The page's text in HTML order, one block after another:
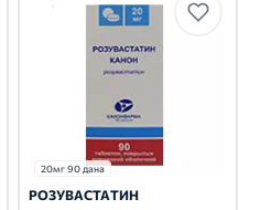
20мг 90 дана
РОЗУВАСТАТИН